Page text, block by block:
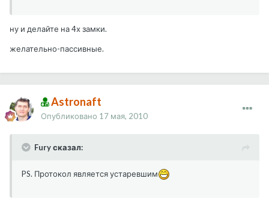
ну и делайте на 4х замки.
желательно-пассивные.
Astronaft
Опубликовано 17 мая, 2010
Fury сказал:
PS. Протокол является устаревшим